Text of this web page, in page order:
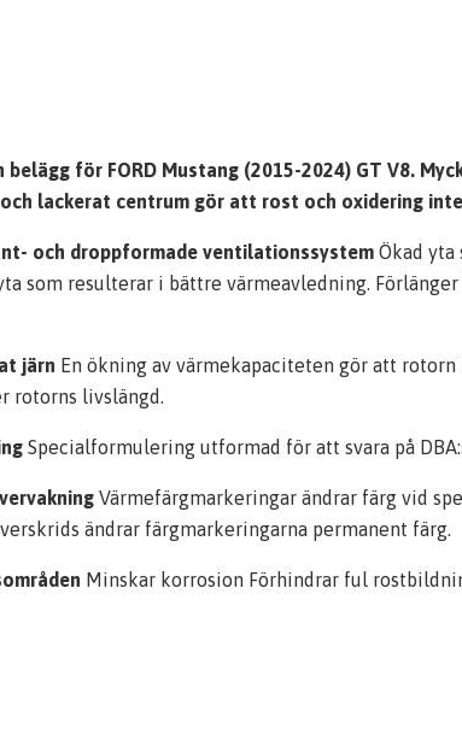
belägg för FORD Mustang (2015-2024) GT V8.
lackerat centrum gör att rost och oxidering
och droppformade ventilationssystem Ökad
som resulterar i bättre värmeavledning.
järn En ökning av värmekapaciteten gör att
rotorns livslängd.
Specialformulering utformad för att svara på
Värmefärgmarkeringar ändrar färg vid
ändrar färgmarkeringarna permanent färg.
Minskar korrosion Förhindrar ful